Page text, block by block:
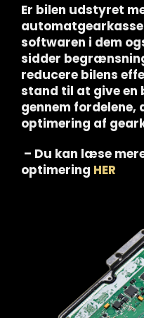
Er bilen udstyret
softwaren i dem
sidder
reducere bilens
stand til at give en
gennem fordelene,
optimering af
– Du kan læse
optimering HER